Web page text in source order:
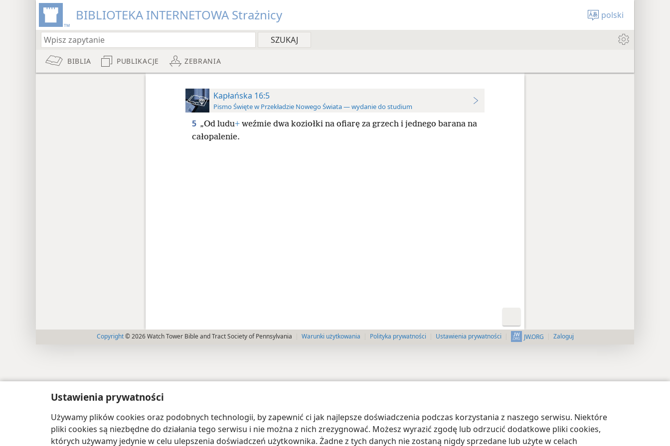
Ustawienia prywatności
Używamy plików cookies oraz podobnych technologii, by zapewnić ci jak najlepsze doświadczenia podczas korzystania z naszego serwisu. Niektóre
pliki cookies są niezbędne do działania tego serwisu i nie można z nich zrezygnować. Możesz wyrazić zgodę lub odrzucić dodatkowe pliki cookies,
których używamy jedynie w celu ulepszenia doświadczeń użytkownika. Żadne z tych danych nie zostaną nigdy sprzedane lub użyte w celach
BIBLIOTEKA INTERNETOWA Strażnicy polski
BIBLIA PUBLIKACJE ZEBRANIA
Kapłańska 16:5
Pismo Święte w Przekładzie Nowego Świata — wydanie do studium
5 „Od ludu+weźmie dwa koziołki na ofiarę za grzech i jednego barana na
całopalenie.
Copyright © 2026 Watch Tower Bible and Tract Society of Pennsylvania Warunki użytkowania Polityka prywatności Ustawienia prywatności JW.ORG Zaloguj